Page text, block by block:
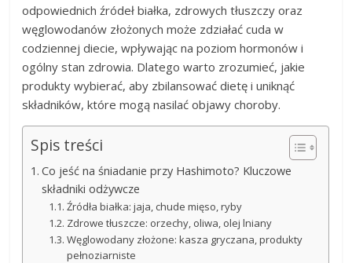
odpowiednich źródeł białka, zdrowych tłuszczy oraz
węglowodanów złożonych może zdziałać cuda w
codziennej diecie, wpływając na poziom hormonów i
ogólny stan zdrowia. Dlatego warto zrozumieć, jakie
produkty wybierać, aby zbilansować dietę i uniknąć
składników, które mogą nasilać objawy choroby.
Spis treści
Co jeść na śniadanie przy Hashimoto? Kluczowe
składniki odżywcze
Źródła białka: jaja, chude mięso, ryby
Zdrowe tłuszcze: orzechy, oliwa, olej lniany
Węglowodany złożone: kasza gryczana, produkty
pełnoziarniste